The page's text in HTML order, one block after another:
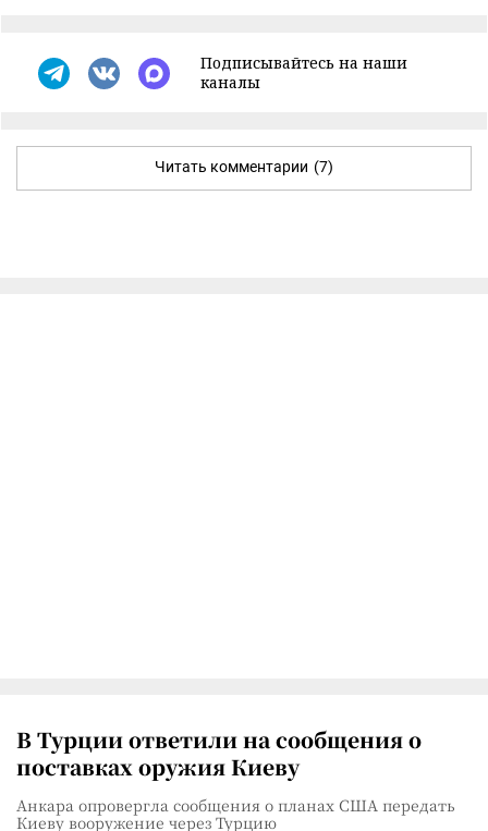
Подписывайтесь на наши
каналы
Читать комментарии (7)
В Турции ответили на сообщения о
поставках оружия Киеву
Анкара опровергла сообщения о планах США передать
Киеву вооружение через Турцию